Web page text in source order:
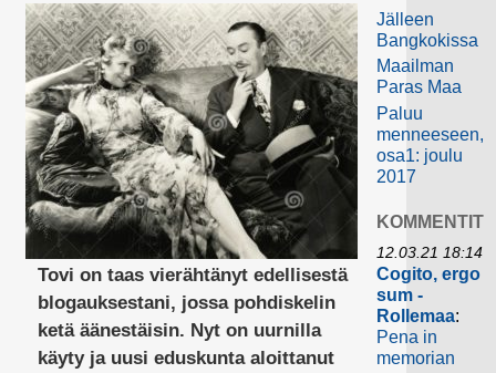
Tovi on taas vierähtänyt edellisestä
blogauksestani, jossa pohdiskelin
ketä äänestäisin. Nyt on uurnilla
käyty ja uusi eduskunta aloittanut
Jälleen
Bangkokissa
Maailman
Paras Maa
Paluu
menneeseen,
osa1: joulu
2017
KOMMENTIT
12.03.21 18:14
Cogito, ergo
sum -
Rollemaa:
Pena in
memorian